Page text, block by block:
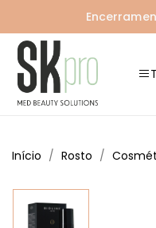
Início Rosto